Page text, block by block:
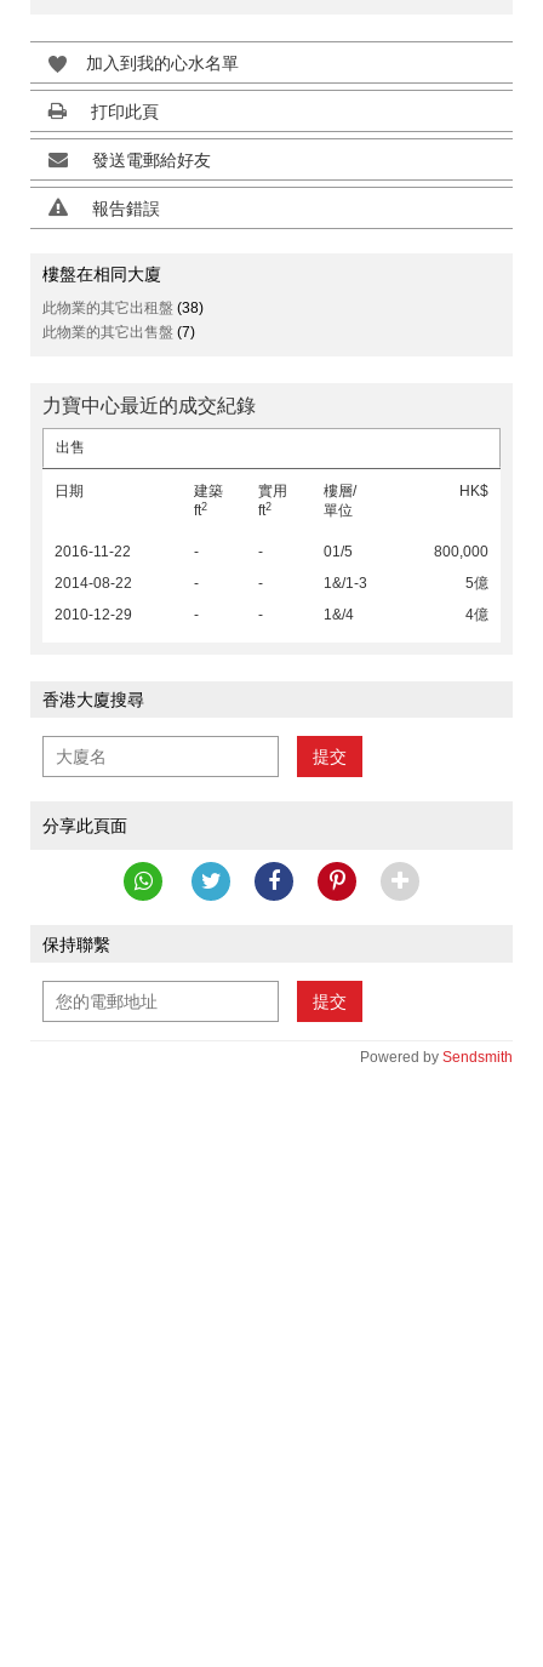
加入到我的心水名單
打印此頁
發送電郵給好友
報告錯誤
樓盤在相同大廈
此物業的其它出租盤 (38)
此物業的其它出售盤 (7)
力寶中心最近的成交紀錄
出售
日期
建築
ft2
實用
ft2
樓層/
單位
HK$
2016-11-22 - - 01/5
800,000
2014-08-22
- - 1&/1-3
5億
2010-12-29
- - 1&/4 4億
香港大廈搜尋
提交
分享此頁面
保持聯繫
提交
Powered by Sendsmith